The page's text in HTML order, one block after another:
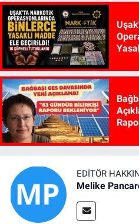
EDITÖR
Melike